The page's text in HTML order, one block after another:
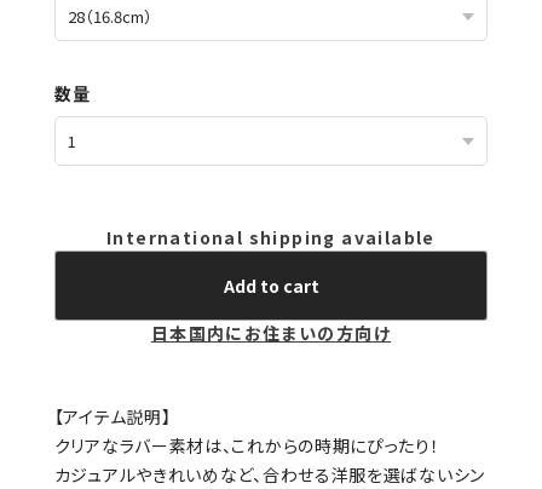
数量
International shipping available
Add to cart
日本国内にお住まいの方向け
【アイテム説明】
クリアなラバー素材は、これからの時期にぴったり！
カジュアルやきれいめなど、合わせる洋服を選ばないシン